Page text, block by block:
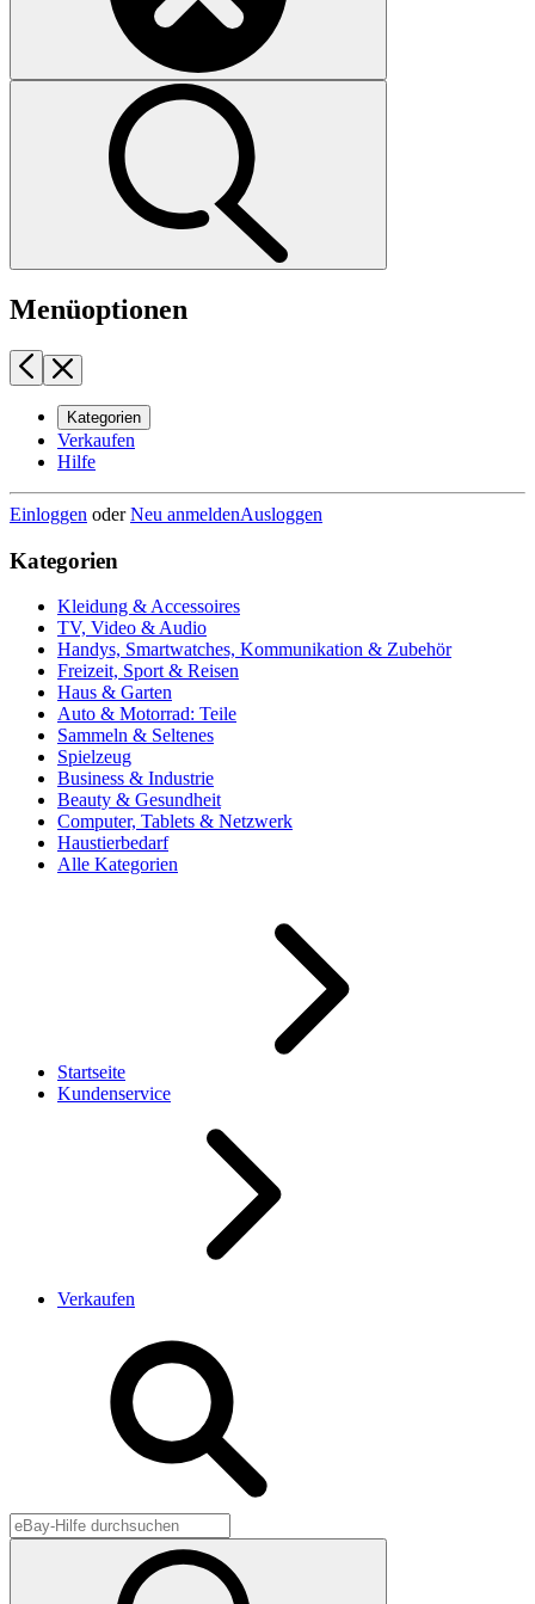
Menüoptionen
Kategorien
Verkaufen
Hilfe
Einloggen oderNeu anmeldenAusloggen
Kategorien
Kleidung & Accessoires
TV, Video & Audio
Handys, Smartwatches, Kommunikation & Zubehör
Freizeit, Sport & Reisen
Haus & Garten
Auto & Motorrad: Teile
Sammeln & Seltenes
Spielzeug
Business & Industrie
Beauty & Gesundheit
Computer, Tablets & Netzwerk
Haustierbedarf
Alle Kategorien
Startseite
Kundenservice
Verkaufen